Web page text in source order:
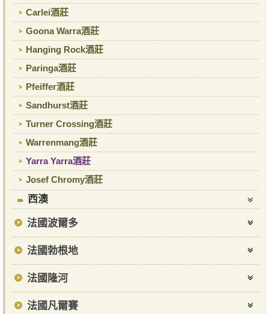
Carlei酒莊
Goona Warra酒莊
Hanging Rock酒莊
Paringa酒莊
Pfeiffer酒莊
Sandhurst酒莊
Turner Crossing酒莊
Warrenmang酒莊
Yarra Yarra酒莊
Josef Chromy酒莊
西澳
法國波爾多
法國勃根地
法國隆河
法國凡爾賽